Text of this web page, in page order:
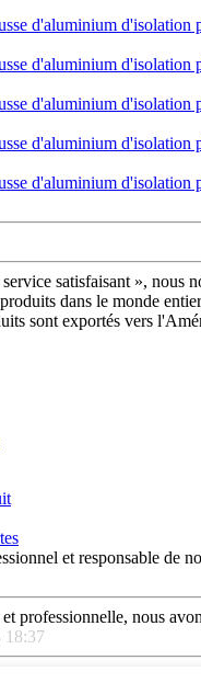
satisfaisant »,
dans le monde
sont exportés vers
et responsable de
professionnelle, nous
18:37